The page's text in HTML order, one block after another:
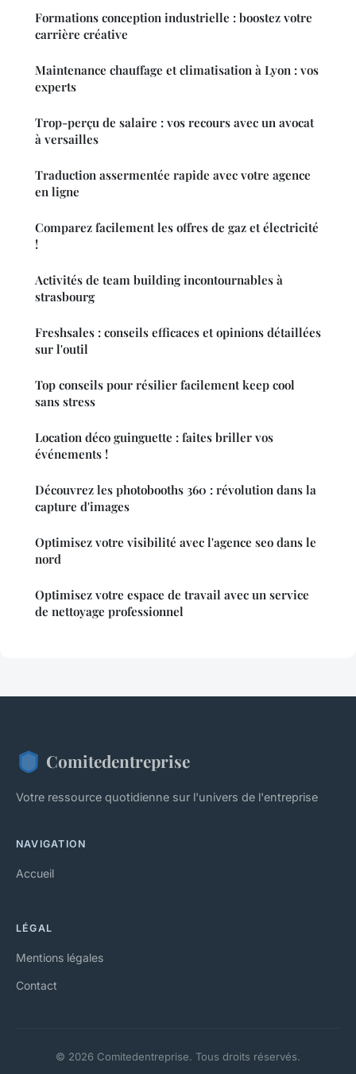
Formations conception industrielle : boostez votre
carrière créative
Maintenance chauffage et climatisation à Lyon : vos
experts
Trop-perçu de salaire : vos recours avec un avocat
à versailles
Traduction assermentée rapide avec votre agence
en ligne
Comparez facilement les offres de gaz et électricité
!
Activités de team building incontournables à
strasbourg
Freshsales : conseils efficaces et opinions détaillées
sur l'outil
Top conseils pour résilier facilement keep cool
sans stress
Location déco guinguette : faites briller vos
événements !
Découvrez les photobooths 360 : révolution dans la
capture d'images
Optimisez votre visibilité avec l'agence seo dans le
nord
Optimisez votre espace de travail avec un service
de nettoyage professionnel
Comitedentreprise
Votre ressource quotidienne sur l'univers de l'entreprise
NAVIGATION
Accueil
LÉGAL
Mentions légales
Contact
© 2026 Comitedentreprise. Tous droits réservés.